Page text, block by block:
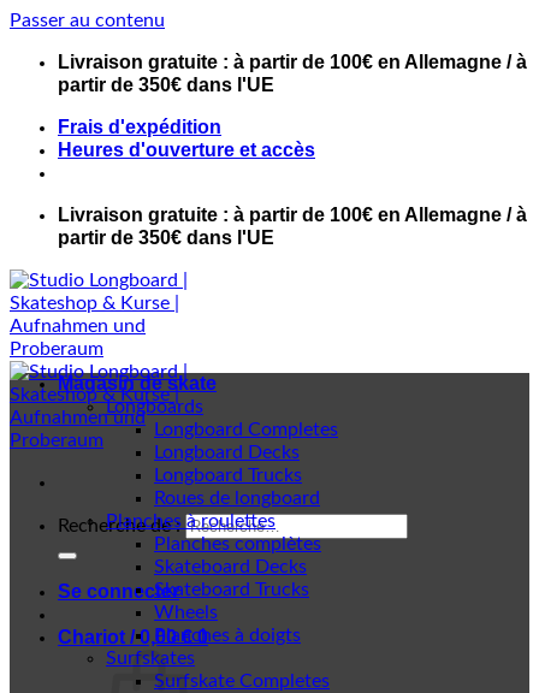
Passer au contenu
Livraison gratuite : à partir de 100€ en Allemagne / à
partir de 350€ dans l'UE
Frais d'expédition
Heures d'ouverture et accès
Livraison gratuite : à partir de 100€ en Allemagne / à
partir de 350€ dans l'UE
Recherche de :
Se connecter
Chariot /0,00€ 0
Magasin de skate
Longboards
Longboard Completes
Longboard Decks
Longboard Trucks
Roues de longboard
Planches à roulettes
Planches complètes
Skateboard Decks
Skateboard Trucks
Wheels
Planches à doigts
Surfskates
Surfskate Completes